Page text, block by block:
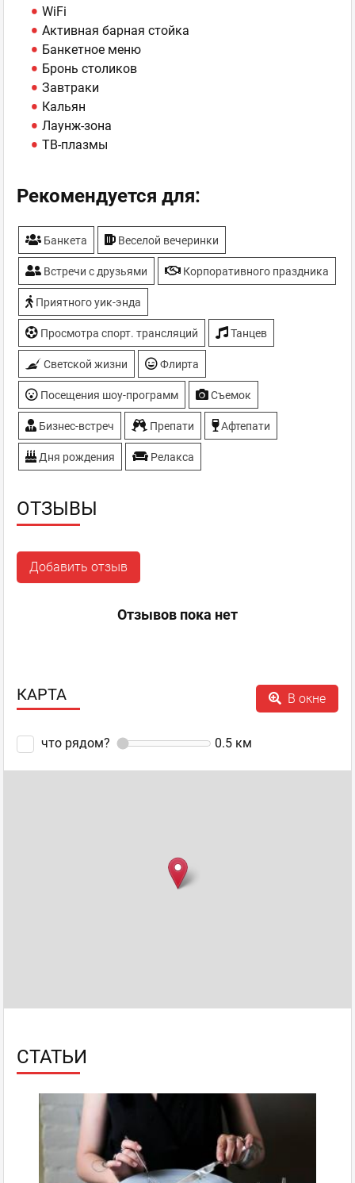
WiFi
Активная барная стойка
Банкетное меню
Бронь столиков
Завтраки
Кальян
Лаунж-зона
ТВ-плазмы
Рекомендуется для:
Банкета Веселой вечеринки
Встречи с друзьями Корпоративного праздника
Приятного уик-энда
Просмотра спорт. трансляций Танцев
Светской жизни Флирта
Посещения шоу-программ Съемок
Бизнес-встреч Препати Афтепати
Дня рождения Релакса
ОТЗЫВЫ
Добавить отзыв
Отзывов пока нет
КАРТА В окне
что рядом? 0.5 км
СТАТЬИ